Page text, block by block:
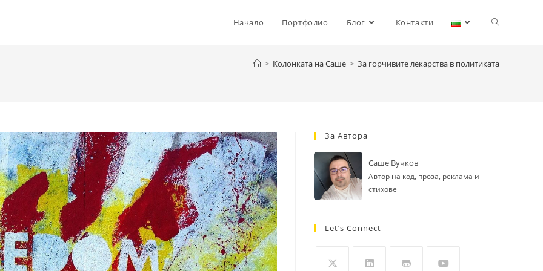
Начало Портфолио Блог Контакти Toggle
website
> Колонката на Саше > За горчивите лекарства в политиката
За Автора
Саше Вучков
Автор на код, проза, реклама и
стихове
Let’s Connect